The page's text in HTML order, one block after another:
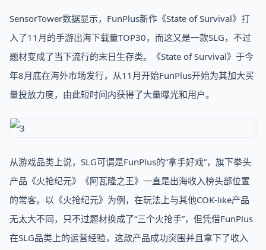
SensorTower数据显示，FunPlus新作《State of Survival》打
入了11月的手游出海下载量TOP30，而这又是一款SLG，不过
题材变成了当下流行的末日生存类。《State of Survival》于今
年8月底在海外市场发行，从11月开始FunPlus开始为其加大买
量投放力度，由此短时间内获得了大量曝光和用户。
从游戏品类上说，SLG可谓是FunPlus的“拿手好戏”，旗下拳头
产品《火抢纪元》《阿瓦隆之王》一直是出海收入榜头部位置
的常客。以《火抢纪元》为例，在玩法上与其他COK-like产品
无太大不同，只不过题材换成了“三个火抢手”，但凭借FunPlus
在SLG品类上的运营经验，这款产品成功突围并且拿下了收入